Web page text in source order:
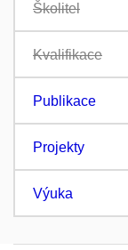
Školitel
Kvalifikace
Publikace
Projekty
Výuka